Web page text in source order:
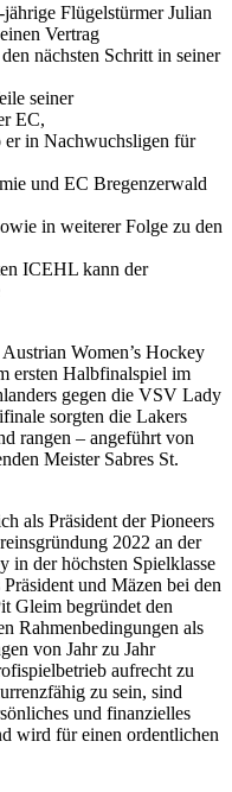
Flügelstürmer Julian
Vertrag
nächsten Schritt in seiner
seiner
EC,
er in Nachwuchsligen für
und EC Bregenzerwald
in weiterer Folge zu den
ICEHL kann der
Women’s Hockey
ersten Halbfinalspiel im
gegen die VSV Lady
sorgten die Lakers
rangen – angeführt von
Meister Sabres St.
als Präsident der Pioneers
2022 an der
in der höchsten Spielklasse
und Mäzen bei den
Gleim begründet den
Rahmenbedingungen als
von Jahr zu Jahr
aufrecht zu
zu sein, sind
und finanzielles
wird für einen ordentlichen